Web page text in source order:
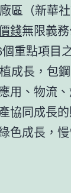
區（新華
錢無限義
重點項目
成長，包
用、物流
協同成長
色成長，